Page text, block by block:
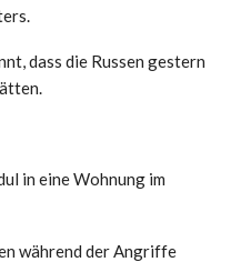
dass die Russen gestern
in eine Wohnung im
während der Angriffe